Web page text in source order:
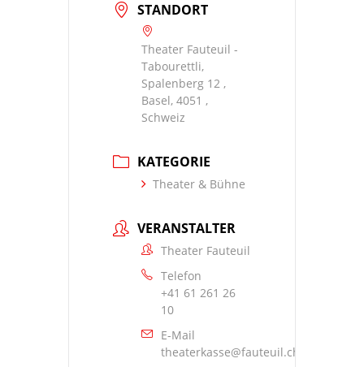
STANDORT
Theater Fauteuil -
Tabourettli,
Spalenberg 12 ,
Basel, 4051 ,
Schweiz
KATEGORIE
Theater & Bühne
VERANSTALTER
Theater Fauteuil
Telefon
+41 61 261 26
10
E-Mail
theaterkasse@fauteuil.ch